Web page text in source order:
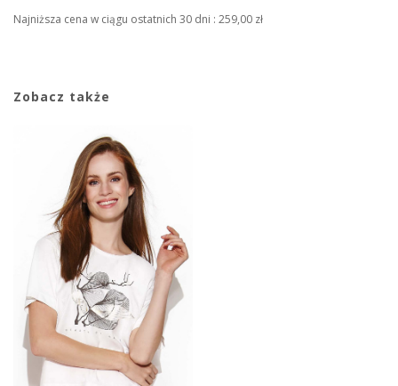
Najniższa cena w ciągu ostatnich 30 dni : 259,00 zł
Zobacz także